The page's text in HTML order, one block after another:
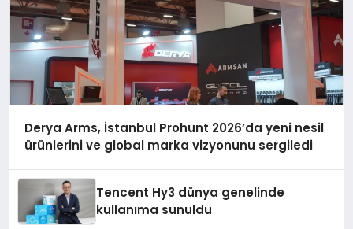
Derya Arms, İstanbul Prohunt 2026’da yeni nesil
ürünlerini ve global marka vizyonunu sergiledi
Tencent Hy3 dünya genelinde
kullanıma sunuldu